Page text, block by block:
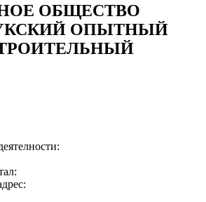
ОБЩЕСТВО
ОПЫТНЫЙ